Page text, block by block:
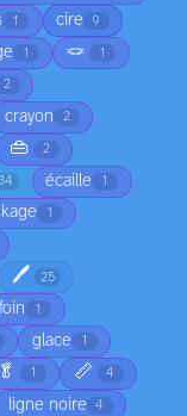
1 cire 9
1 🪢 1
2
crayon 2
👜 2
écaille 1
1
🖊️ 25
foin 1
glace 1
🥬 1 📏 4
ligne noire 4